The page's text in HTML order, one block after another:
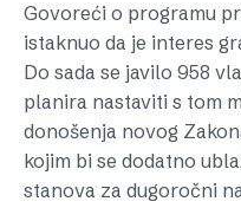
Govoreći o programu
istaknuo da je interes
Do sada se javilo 958
planira nastaviti s tom
donošenja novog
kojim bi se dodatno
stanova za dugoročni